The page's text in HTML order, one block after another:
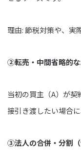
理由: 節税対策や、実
②転売・中間省略的な
当初の買主（A）が
接引き渡したい場合
③法人の合併・分割（